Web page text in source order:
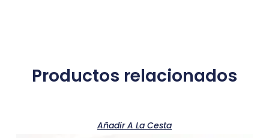
Productos relacionados
Añadir A La Cesta